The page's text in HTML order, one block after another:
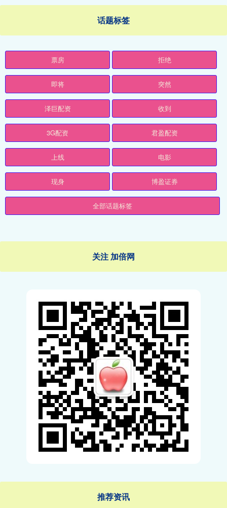
话题标签
票房 拒绝
即将 突然
泽巨配资 收到
3G配资 君盈配资
上线 电影
现身 博盈证券
全部话题标签
关注 加倍网
推荐资讯